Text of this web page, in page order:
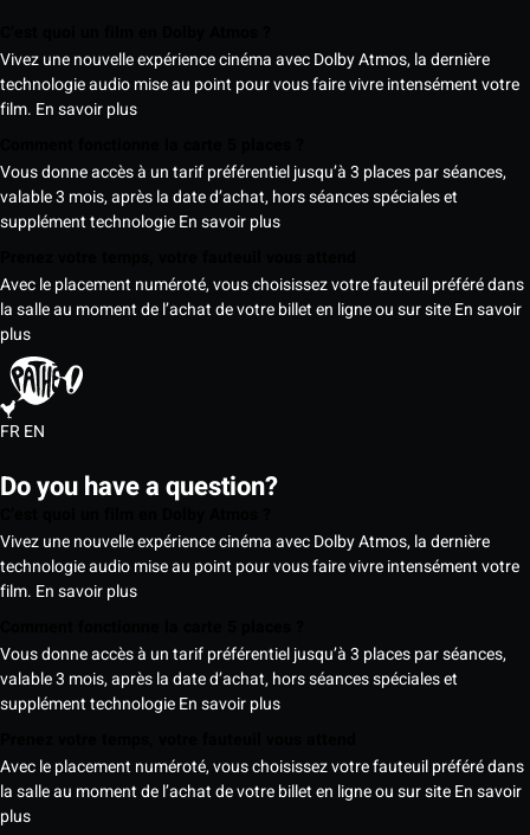
Vivez une nouvelle expérience cinéma avec Dolby Atmos, la dernière
technologie audio mise au point pour vous faire vivre intensément votre
film. En savoir plus
Vous donne accès à un tarif préférentiel jusqu’à 3 places par séances,
valable 3 mois, après la date d’achat, hors séances spéciales et
supplément technologieEn savoir plus
Avec le placement numéroté, vous choisissez votre fauteuil préféré dans
la salle au moment de l’achat de votre billet en ligne ou sur siteEn savoir
plus
FREN
Do you have a question?
Vivez une nouvelle expérience cinéma avec Dolby Atmos, la dernière
technologie audio mise au point pour vous faire vivre intensément votre
film. En savoir plus
Vous donne accès à un tarif préférentiel jusqu’à 3 places par séances,
valable 3 mois, après la date d’achat, hors séances spéciales et
supplément technologieEn savoir plus
Avec le placement numéroté, vous choisissez votre fauteuil préféré dans
la salle au moment de l’achat de votre billet en ligne ou sur siteEn savoir
plus